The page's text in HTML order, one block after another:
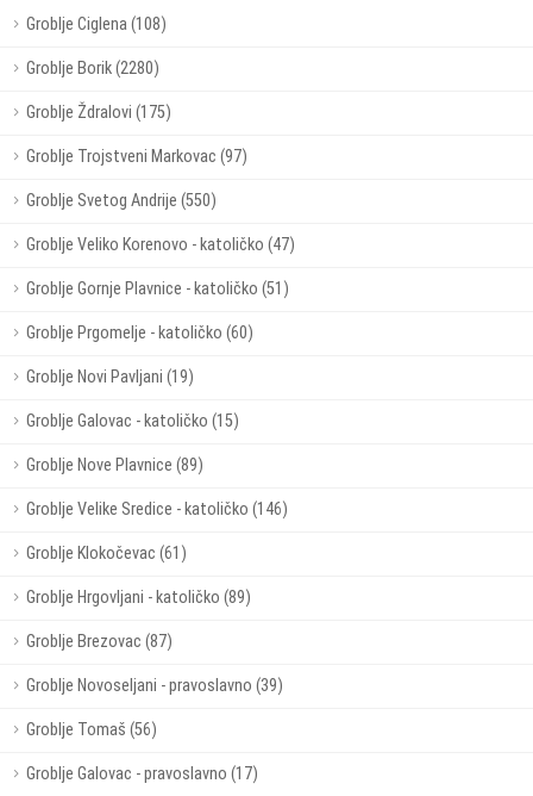
Groblje Ciglena (108)
Groblje Borik (2280)
Groblje Ždralovi (175)
Groblje Trojstveni Markovac (97)
Groblje Svetog Andrije (550)
Groblje Veliko Korenovo - katoličko (47)
Groblje Gornje Plavnice - katoličko (51)
Groblje Prgomelje - katoličko (60)
Groblje Novi Pavljani (19)
Groblje Galovac - katoličko (15)
Groblje Nove Plavnice (89)
Groblje Velike Sredice - katoličko (146)
Groblje Klokočevac (61)
Groblje Hrgovljani - katoličko (89)
Groblje Brezovac (87)
Groblje Novoseljani - pravoslavno (39)
Groblje Tomaš (56)
Groblje Galovac - pravoslavno (17)